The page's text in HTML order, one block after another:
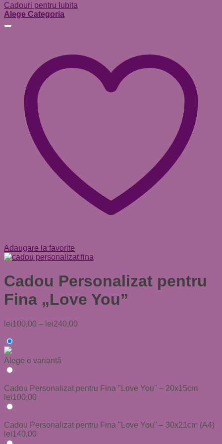
Cadouri pentru Iubita
Alege Categoria
Adaugare la favorite
Cadou Personalizat pentru
Fina „Love You”
lei100,00 – lei240,00
Alege o variantă
Cadou Personalizat pentru Fina "Love You" – 20x15cm
lei100,00
Cadou Personalizat pentru Fina "Love You" – 30x21cm (A4)
lei140,00